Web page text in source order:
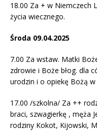
18.00 Za + w Niemczech
życia wiecznego.
Środa 09.04.2025
7.00 Za wstaw. Matki
zdrowie i Boże błog. dla
urodzin i o opiekę Bożą w
17.00 /szkolna/ Za ++
braci, szwagierkę , męża
rodziny Kokot, Kijowski,